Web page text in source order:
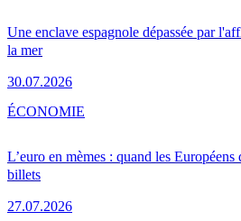
Une enclave espagnole dépassée par
la mer
30.07.2026
L’euro en mèmes : quand les
billets
27.07.2026
ÉCONOMIE